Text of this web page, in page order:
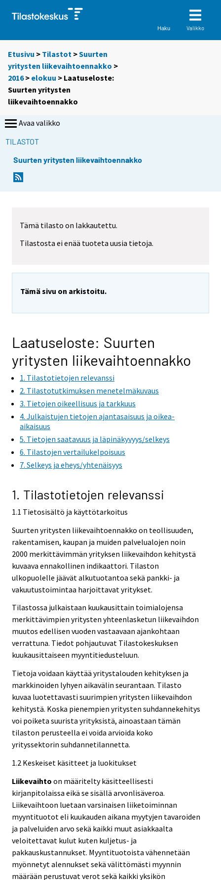
Haku Valikko
Etusivu > Tilastot >Suurten
yritysten liikevaihtoennakko >
2016> elokuu > Laatuseloste:
Suurten yritysten
liikevaihtoennakko
Avaa valikko
TILASTOT
Suurten yritysten liikevaihtoennakko
Tämä tilasto on lakkautettu.
Tilastosta ei enää tuoteta uusia tietoja.
Tämä sivu on arkistoitu.
Laatuseloste: Suurten
yritysten liikevaihtoennakko
1. Tilastotietojen relevanssi
2. Tilastotutkimuksen menetelmäkuvaus
3. Tietojen oikeellisuus ja tarkkuus
4. Julkaistujen tietojen ajantasaisuus ja oikea-
aikaisuus
5. Tietojen saatavuus ja läpinäkyvyys/selkeys
6. Tilastojen vertailukelpoisuus
7. Selkeys ja eheys/yhtenäisyys
1. Tilastotietojen relevanssi
1.1 Tietosisältö ja käyttötarkoitus
Suurten yritysten liikevaihtoennakko on teollisuuden,
rakentamisen, kaupan ja muiden palvelualojen noin
2000 merkittävimmän yrityksen liikevaihdon kehitystä
kuvaava ennakollinen indikaattori. Tilaston
ulkopuolelle jäävät alkutuotantoa sekä pankki- ja
vakuutustoimintaa harjoittavat yritykset.
Tilastossa julkaistaan kuukausittain toimialojensa
merkittävimpien yritysten yhteenlasketun liikevaihdon
muutos edellisen vuoden vastaavaan ajankohtaan
verrattuna. Tiedot pohjautuvat Tilastokeskuksen
kuukausittaiseen myyntitiedusteluun.
Tietoja voidaan käyttää yritystalouden kehityksen ja
markkinoiden lyhyen aikavälin seurantaan. Tilasto
kuvaa luotettavasti suurimpien yritysten liikevaihdon
kehitystä. Koska pienempien yritysten suhdannekehitys
voi poiketa suurista yrityksistä, ainoastaan tämän
tilaston perusteella ei voida arvioida koko
yrityssektorin suhdannetilannetta.
1.2 Keskeiset käsitteet ja luokitukset
Liikevaihto on määritelty käsitteellisesti
kirjanpitolaissa eikä se sisällä arvonlisäveroa.
Liikevaihtoon luetaan varsinaisen liiketoiminnan
myyntituotot eli kuukauden aikana myytyjen tavaroiden
ja palveluiden arvo sekä kaikki muut asiakkaalta
veloitettavat kulut kuten kuljetus- ja
pakkauskustannukset. Myyntituotoista vähennetään
myönnetyt alennukset sekä välittömästi myynnin
määrään perustuvat verot sekä kaikki yksikön